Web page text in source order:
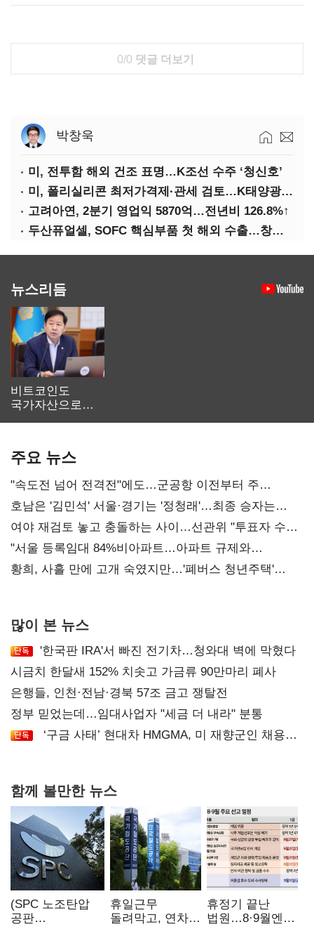
0/0 댓글 더보기
박창욱
미, 전투함 해외 건조 표명…K조선 수주 ‘청신호’
미, 폴리실리콘 최저가격제·관세 검토…K태양광 입지 확대 기대
고려아연, 2분기 영업익 5870억…전년비 126.8%↑
두산퓨얼셀, SOFC 핵심부품 첫 해외 수출…창사 이래 최대 규모
뉴스리듬
비트코인도
국가자산으로…'
주요 뉴스
"속도전 넘어 전격전"에도…군공항 이전부터 주
52시간까지 '뇌관'
호남은 '김민석' 서울·경기는 '정청래'…최종 승자는
'안갯속'
여야 재검토 놓고 충돌하는 사이…선관위 "투표자 수
오차 당연"
"서울 등록임대 84%비아파트…아파트 규제와
달리해야"
황희, 사흘 만에 고개 숙였지만…'폐버스 청년주택'
많이 본 뉴스
'한국판 IRA'서 빠진 전기차…청와대 벽에 막혔다
시금치 한달새 152% 치솟고 가금류 90만마리 폐사
은행들, 인천·전남·경북 57조 금고 쟁탈전
정부 믿었는데…임대사업자 "세금 더 내라" 분통
‘구금 사태’ 현대차 HMGMA, 미 재향군인 채용
함께 볼만한 뉴스
(SPC 노조탄압
공판
휴일근무
돌려막고, 연차도
휴정기 끝난
법원…8·9월엔